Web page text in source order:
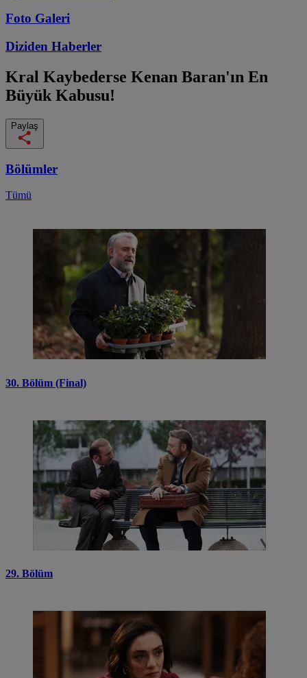
Foto Galeri
Diziden Haberler
Kral Kaybederse Kenan Baran'ın En
Büyük Kabusu!
Paylaş
Bölümler
Tümü
30. Bölüm (Final)
29. Bölüm